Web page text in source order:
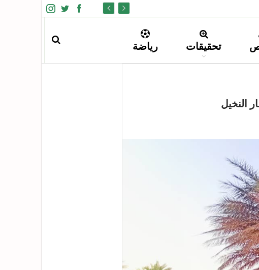
تحقيقات رياضة
النخيل